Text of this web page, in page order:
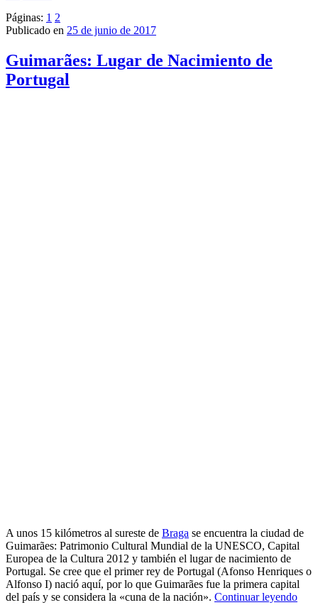
Páginas: 1 2
Publicado en 25 de junio de 2017
Guimarães: Lugar de Nacimiento de
Portugal
A unos 15 kilómetros al sureste de Braga se encuentra la ciudad de
Guimarães: Patrimonio Cultural Mundial de la UNESCO, Capital
Europea de la Cultura 2012 y también el lugar de nacimiento de
Portugal. Se cree que el primer rey de Portugal (Afonso Henriques o
Alfonso I) nació aquí, por lo que Guimarães fue la primera capital
del país y se considera la «cuna de la nación». Continuar leyendo